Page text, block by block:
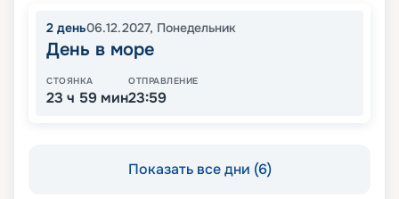
2 день06.12.2027, Понедельник
День в море
СТОЯНКА
23 ч 59 мин
ОТПРАВЛЕНИЕ
23:59
Показать все дни (6)